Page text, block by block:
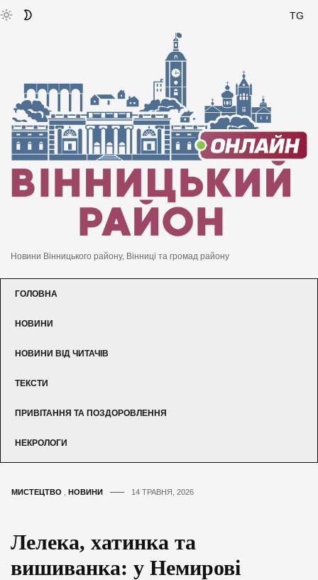
TG
Новини Вінницького району, Вінниці та громад району
ГОЛОВНА
НОВИНИ
НОВИНИ ВІД ЧИТАЧІВ
ТЕКСТИ
ПРИВІТАННЯ ТА ПОЗДОРОВЛЕННЯ
НЕКРОЛОГИ
МИСТЕЦТВО НОВИНИ 14 ТРАВНЯ, 2026
Лелека, хатинка та
вишиванка: у Немирові